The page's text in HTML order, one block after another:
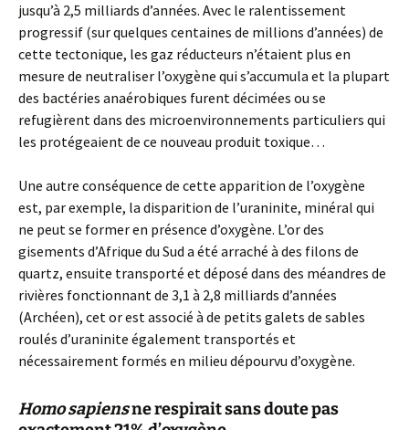
jusqu’à 2,5 milliards d’années. Avec le ralentissement
progressif (sur quelques centaines de millions d’années) de
cette tectonique, les gaz réducteurs n’étaient plus en
mesure de neutraliser l’oxygène qui s’accumula et la plupart
des bactéries anaérobiques furent décimées ou se
refugièrent dans des microenvironnements particuliers qui
les protégeaient de ce nouveau produit toxique…
Une autre conséquence de cette apparition de l’oxygène
est, par exemple, la disparition de l’uraninite, minéral qui
ne peut se former en présence d’oxygène. L’or des
gisements d’Afrique du Sud a été arraché à des filons de
quartz, ensuite transporté et déposé dans des méandres de
rivières fonctionnant de 3,1 à 2,8 milliards d’années
(Archéen), cet or est associé à de petits galets de sables
roulés d’uraninite également transportés et
nécessairement formés en milieu dépourvu d’oxygène.
Homo sapiensne respirait sans doute pas